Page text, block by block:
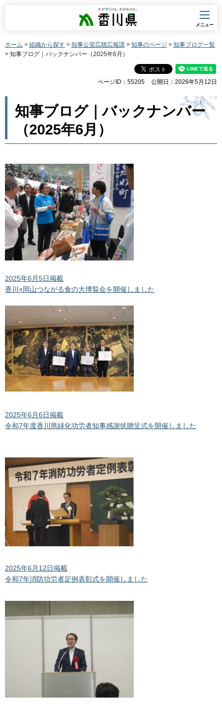
香川県
メニュー
ホーム > 組織から探す > 知事公室広聴広報課 > 知事のページ > 知事ブログ一覧
> 知事ブログ｜バックナンバー（2025年6月）
ページID：55205 公開日：2026年5月12日
知事ブログ｜バックナンバー
（2025年6月）
2025年6月5日掲載
香川×岡山つながる食の大博覧会を開催しました
2025年6月6日掲載
令和7年度香川県緑化功労者知事感謝状贈呈式を開催しました
2025年6月12日掲載
令和7年消防功労者定例表彰式を開催しました